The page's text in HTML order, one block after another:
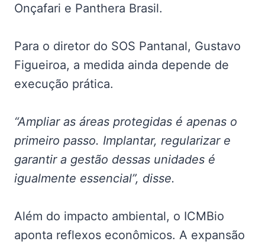
Onçafari e Panthera Brasil.
Para o diretor do SOS Pantanal, Gustavo
Figueiroa, a medida ainda depende de
execução prática.
“Ampliar as áreas protegidas é apenas o
primeiro passo. Implantar, regularizar e
garantir a gestão dessas unidades é
igualmente essencial”, disse.
Além do impacto ambiental, o ICMBio
aponta reflexos econômicos. A expansão